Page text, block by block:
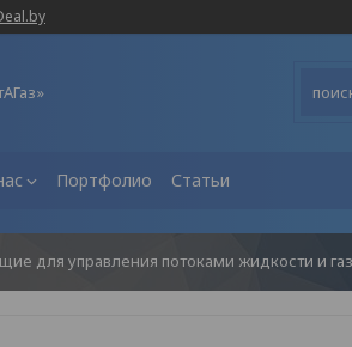
Портфолио Статьи
для управления потоками жидкости и